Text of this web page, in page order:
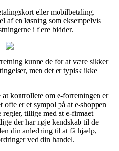
eller mobilbetaling.
af en løsning som eksempelvis
i flere bidder.
kunne de for at være sikker
men det er typisk ikke
kontrollere om e-forretningen er
er et sympol på at e-shoppen
tillige med at e-firmaet
der har nøje kendskab til de
din anledning til at få hjælp,
ved din handel.